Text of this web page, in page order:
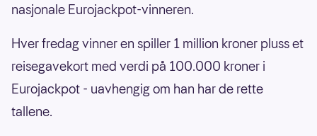
nasjonale Eurojackpot-vinneren.
Hver fredag vinner en spiller 1 million kroner pluss et
reisegavekort med verdi på 100.000 kroner i
Eurojackpot - uavhengig om han har de rette
tallene.